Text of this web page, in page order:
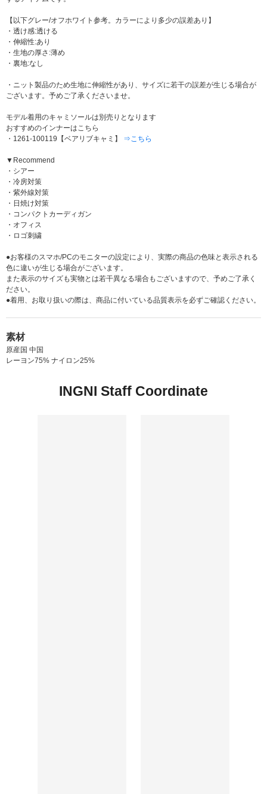
【以下グレー/オフホワイト参考。カラーにより多少の誤差あり】
・透け感:透ける
・伸縮性:あり
・生地の厚さ:薄め
・裏地:なし
・ニット製品のため生地に伸縮性があり、サイズに若干の誤差が生じる場合が
ございます。予めご了承くださいませ。
モデル着用のキャミソールは別売りとなります
おすすめのインナーはこちら
・1261-100119【ベアリブキャミ】 ⇒こちら
▼Recommend
・シアー
・冷房対策
・紫外線対策
・日焼け対策
・コンパクトカーディガン
・オフィス
・ロゴ刺繍
●お客様のスマホ/PCのモニターの設定により、実際の商品の色味と表示される
色に違いが生じる場合がございます。
また表示のサイズも実物とは若干異なる場合もございますので、予めご了承く
ださい。
●着用、お取り扱いの際は、商品に付いている品質表示を必ずご確認ください。
素材
原産国 中国
レーヨン75% ナイロン25%
INGNI Staff Coordinate